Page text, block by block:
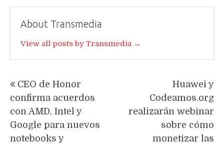
About Transmedia
View all posts by Transmedia →
de
entradas
CEO de Honor
confirma acuerdos
con AMD, Intel y
Google para nuevos
notebooks y
Huawei y
Codeamos.org
realizarán webinar
sobre cómo
monetizar las